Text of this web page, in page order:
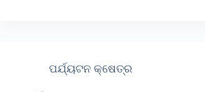
ପର୍ଯ୍ୟଟନ କ୍ଷେତ୍ର